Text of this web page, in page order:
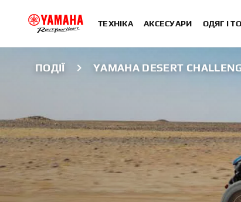
ТЕХНІКА АКСЕСУАРИ ОДЯГ І
ПОДІЇ YAMAHA DESERT